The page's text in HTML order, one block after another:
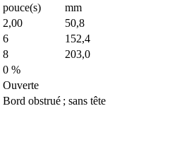
pouce(s)
mm
2,00
50,8
6
152,4
8
203,0
0 %
Ouverte
Bord obstrué ; sans tête